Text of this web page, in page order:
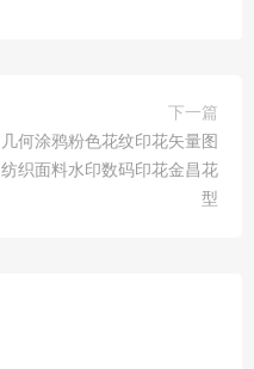
下一篇
几何涂鸦粉色花纹印花矢量图
纺织面料水印数码印花金昌花
型